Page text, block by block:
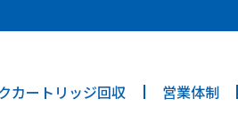
カートリッジ回収 営業体制
Please see our privacy